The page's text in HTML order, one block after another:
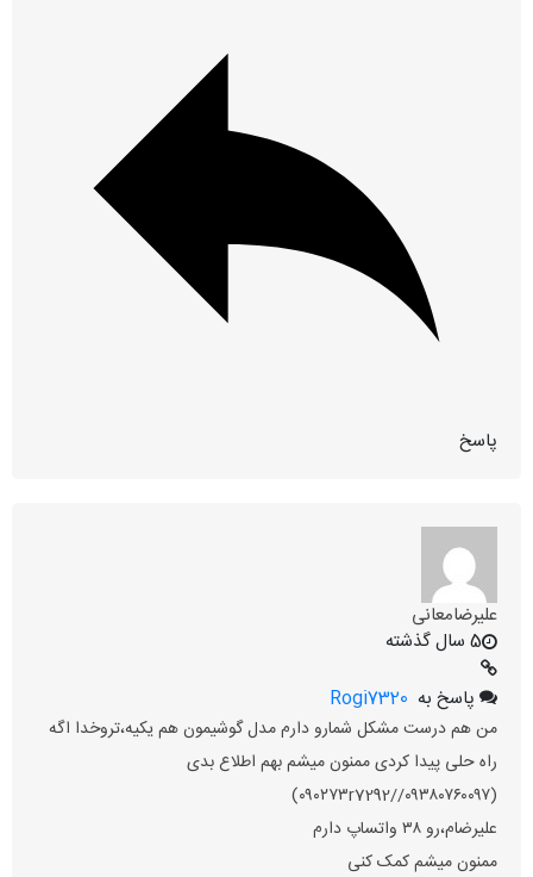
پاسخ
علیرضامعانی
5 سال گذشته
پاسخ به Rogi7320
من هم درست مشکل شمارو دارم مدل گوشیمون هم یکیه،تروخدا اگه
راه حلی پیدا کردی ممنون میشم بهم اطلاع بدی
(۰۹۳۸۰۷۶۰۰۹۷//۰۹۰۲۷۳r7292)
علیرضام،رو ۳۸ واتساپ دارم
ممنون میشم کمک کنی